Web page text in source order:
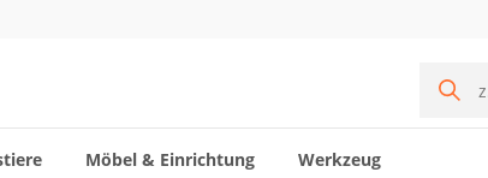
Möbel & Einrichtung Werkzeug